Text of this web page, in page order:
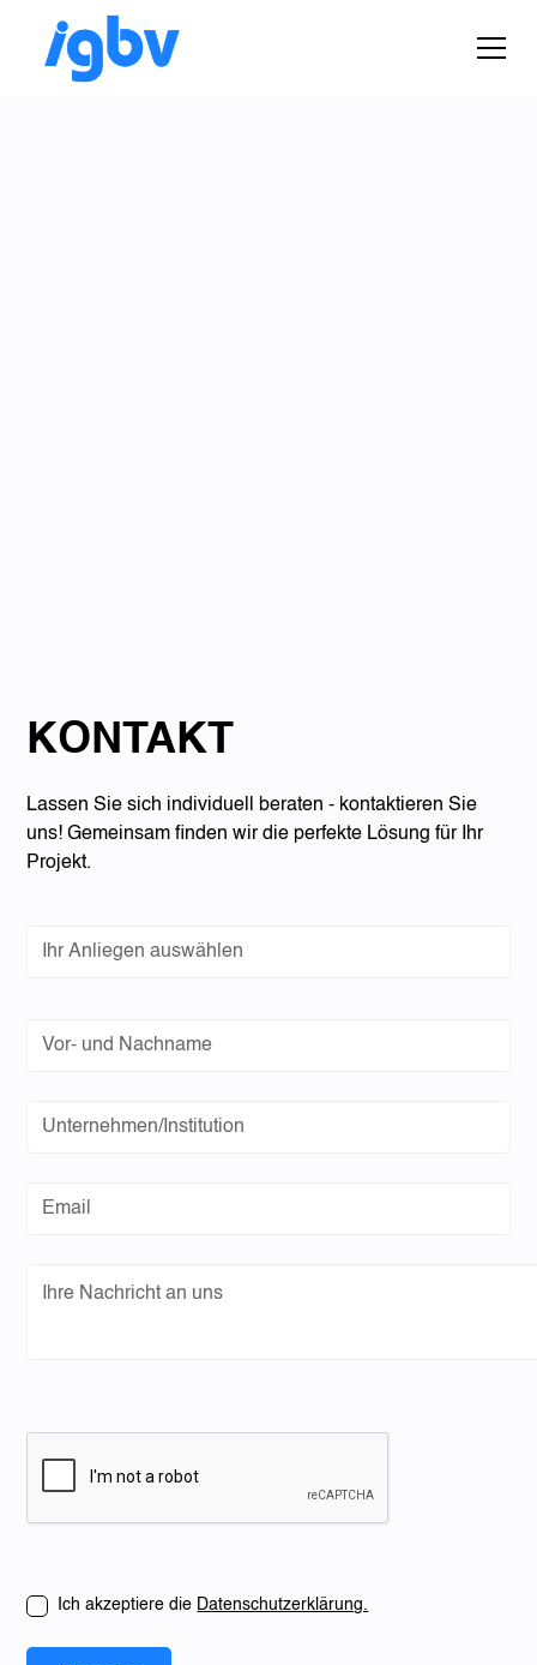
KONTAKT
Lassen Sie sich individuell beraten - kontaktieren Sie
uns! Gemeinsam finden wir die perfekte Lösung für Ihr
Projekt.
Ich akzeptiere die Datenschutzerklärung.